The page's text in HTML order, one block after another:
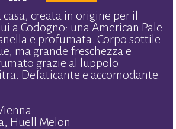
creata in origine per il
a Codogno: una American Pale
e profumata. Corpo sottile
ma grande freschezza e
grazie al luppolo
Defaticante e accomodante.
Huell Melon